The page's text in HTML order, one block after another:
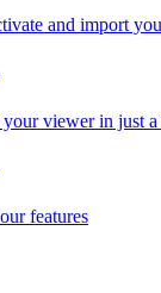
and import
your viewer in just
features